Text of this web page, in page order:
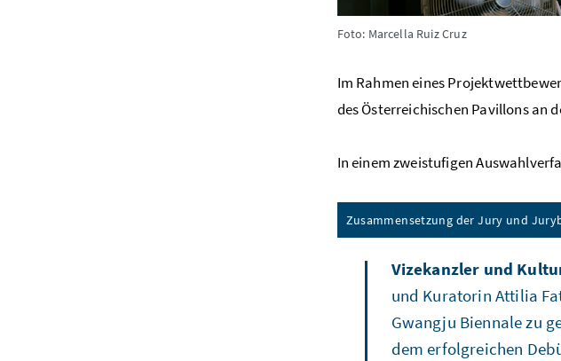
Foto: Marcella Ruiz Cruz
Im Rahmen eines
des Österreichischen Pavillons an
In einem zweistufigen
Zusammensetzung der Jury und
Vizekanzler und
und Kuratorin Attilia
Gwangju Biennale zu
dem erfolgreichen